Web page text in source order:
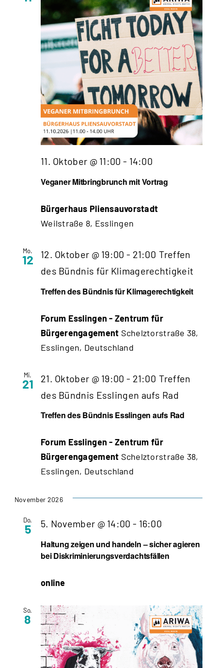
Veganer Mitbringbrunch mit Vortrag
11. Oktober @ 11:00 - 14:00
Bürgerhaus Pliensauvorstadt
Weilstraße 8, Esslingen
Mo.
12
Treffen des Bündnis für Klimagerechtigkeit
12. Oktober @ 19:00 - 21:00 Treffen
des Bündnis für Klimagerechtigkeit
Forum Esslingen - Zentrum für
Bürgerengagement Schelztorstraße 38,
Esslingen, Deutschland
Mi.
21
Treffen des Bündnis Esslingen aufs Rad
21. Oktober @ 19:00 - 21:00 Treffen
des Bündnis Esslingen aufs Rad
Forum Esslingen - Zentrum für
Bürgerengagement Schelztorstraße 38,
Esslingen, Deutschland
November 2026
Do.
5
Haltung zeigen und handeln – sicher agieren
bei Diskriminierungsverdachtsfällen
5. November @ 14:00 - 16:00
online
So.
8